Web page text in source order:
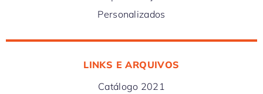
Personalizados
LINKS E ARQUIVOS
Catálogo 2021